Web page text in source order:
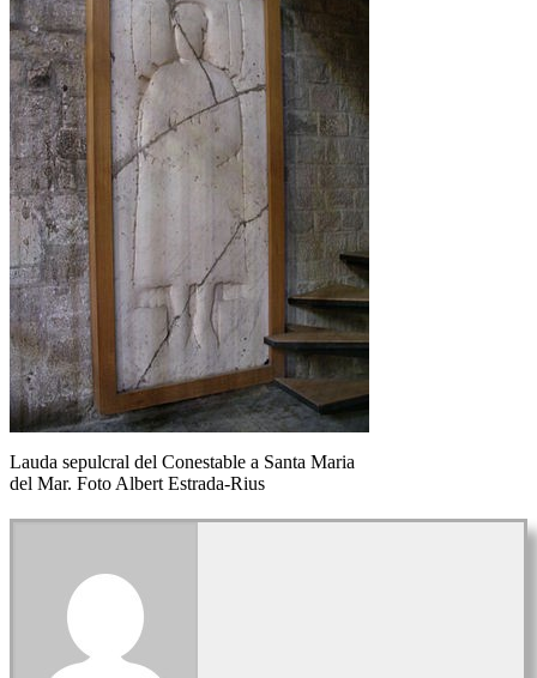
Lauda sepulcral del Conestable a Santa Maria
del Mar. Foto Albert Estrada-Rius